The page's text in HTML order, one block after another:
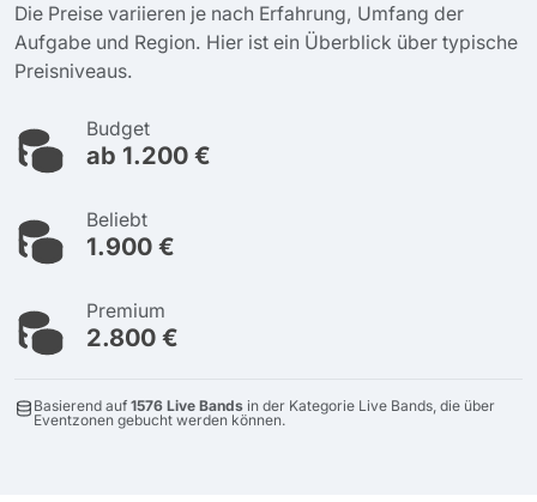
Die Preise variieren je nach Erfahrung, Umfang der
Aufgabe und Region. Hier ist ein Überblick über typische
Preisniveaus.
Budget
ab 1.200 €
Beliebt
1.900 €
Premium
2.800 €
Basierend auf 1576 Live Bands in der Kategorie Live Bands, die über
Eventzonen gebucht werden können.